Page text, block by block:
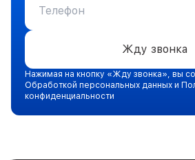
Жду звонка
Нажимая на кнопку «Жду звонка», вы
Обработкой персональных данных и
конфиденциальности